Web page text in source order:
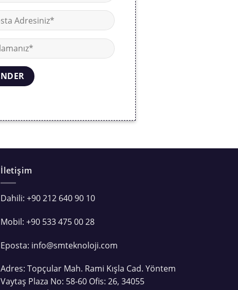
İletişim
Dahili: +90 212 640 90 10
Mobil: +90 533 475 00 28
Eposta: info@smteknoloji.com
Adres: Topçular Mah. Rami Kışla Cad. Yöntem
Vaytaş Plaza No: 58-60 Ofis: 26, 34055